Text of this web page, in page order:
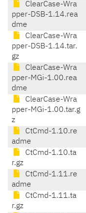
ClearCase-Wra
pper-DSB-1.14.rea
dme
ClearCase-Wra
pper-DSB-1.14.tar.
gz
ClearCase-Wra
pper-MGi-1.00.rea
dme
ClearCase-Wra
pper-MGi-1.00.tar.g
z
CtCmd-1.10.re
adme
CtCmd-1.10.ta
r.gz
CtCmd-1.11.re
adme
CtCmd-1.11.ta
r.gz